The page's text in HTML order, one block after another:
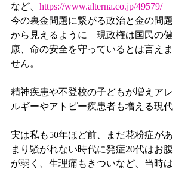
など、 https://www.alterna.co.jp/49579/
今の裏金問題に繋がる政治と金の問題
から見えるように　現政権は国民の健
康、命の安全を守っているとは言えま
せん。
精神疾患や不登校の子どもが増えアレ
ルギーやアトピー疾患者も増える現代
実は私も50年ほど前、まだ花粉症があ
まり騒がれない時代に発症20代はお腹
が弱く、生理痛もきついなど、当時は